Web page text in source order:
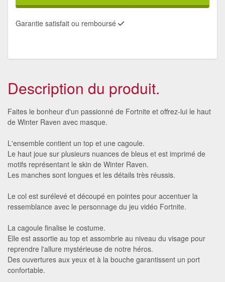
Garantie satisfait ou remboursé
Description du produit.
Faites le bonheur d'un passionné de Fortnite et offrez-lui le haut
de Winter Raven avec masque.
L'ensemble contient un top et une cagoule.
Le haut joue sur plusieurs nuances de bleus et est imprimé de
motifs représentant le skin de Winter Raven.
Les manches sont longues et les détails très réussis.
Le col est surélevé et découpé en pointes pour accentuer la
ressemblance avec le personnage du jeu vidéo Fortnite.
La cagoule finalise le costume.
Elle est assortie au top et assombrie au niveau du visage pour
reprendre l'allure mystérieuse de notre héros.
Des ouvertures aux yeux et à la bouche garantissent un port
confortable.